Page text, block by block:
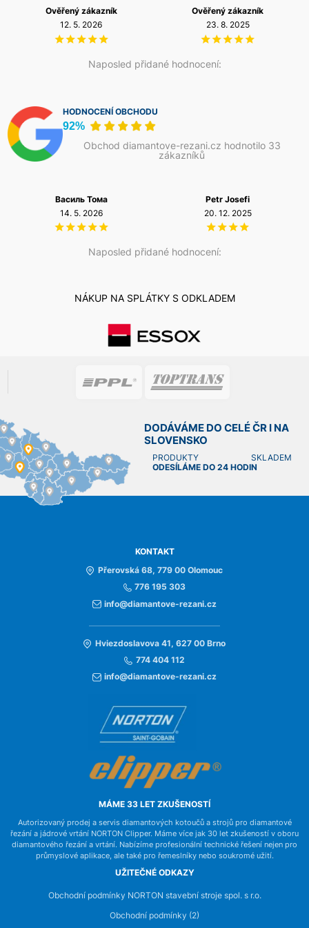
pro maximální tloušťku kovu a nepoužívat multifunkční
kotouče jako náhradu za specializované řezné kotouče
určené pro souvislé dělení silnostěnných ocelových
Naposled přidané hodnocení:
Ověřený zákazník
12. 5. 2026
Ověřený zákazník
23. 8. 2025
HODNOCENÍ OBCHODU
92%
Obchod diamantove-rezani.cz hodnotilo 33
zákazníků
Naposled přidané hodnocení:
Василь Тома
14. 5. 2026
Petr Josefi
20. 12. 2025
NÁKUP NA SPLÁTKY S ODKLADEM
DODÁVÁME DO CELÉ ČR I NA
SLOVENSKO
PRODUKTY SKLADEM
ODESÍLÁME DO 24 HODIN
KONTAKT
Přerovská 68, 779 00 Olomouc
776 195 303
info@diamantove-rezani.cz
Hviezdoslavova 41, 627 00 Brno
774 404 112
info@diamantove-rezani.cz
MÁME 33 LET ZKUŠENOSTÍ
Autorizovaný prodej a servis diamantových kotoučů a strojů pro diamantové
řezání a jádrové vrtání NORTON Clipper. Máme více jak 30 let zkušeností v oboru
diamantového řezání a vrtání. Nabízíme profesionální technické řešení nejen pro
průmyslové aplikace, ale také pro řemeslníky nebo soukromé užití.
UŽITEČNÉ ODKAZY
Obchodní podmínky NORTON stavební stroje spol. s r.o.
Obchodní podmínky (2)